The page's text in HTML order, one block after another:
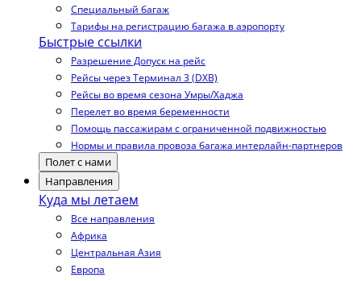
Специальный багаж
Тарифы на регистрацию багажа в аэропорту
Быстрые ссылки
Разрешение Допуск на рейс
Рейсы через Терминал 3 (DXB)
Рейсы во время сезона Умры/Хаджа
Перелет во время беременности
Помощь пассажирам с ограниченной подвижностью
Нормы и правила провоза багажа интерлайн-партнеров
Полет с нами
Направления
Куда мы летаем
Все направления
Африка
Центральная Азия
Европа